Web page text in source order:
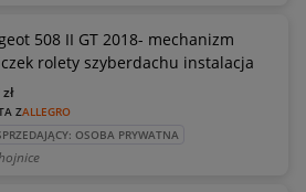
508 II GT 2018- mechanizm
rolety szyberdachu instalacja
ZALLEGRO
zł
OSOBA PRYWATNA